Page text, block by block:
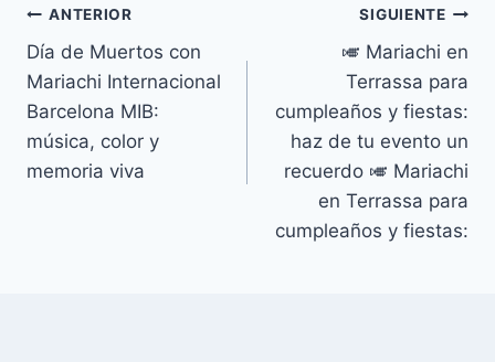
Navegación
de
entradas
ANTERIOR
Día de Muertos con
Mariachi Internacional
Barcelona MIB:
música, color y
memoria viva
SIGUIENTE
🎺 Mariachi en
Terrassa para
cumpleaños y fiestas:
haz de tu evento un
recuerdo 🎺 Mariachi
en Terrassa para
cumpleaños y fiestas: